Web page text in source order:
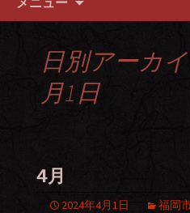
日別アーカイ
月1日
4月
2024年4月1日 福岡